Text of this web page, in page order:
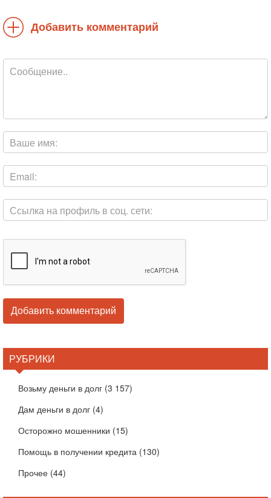
Добавить комментарий
РУБРИКИ
Возьму деньги в долг (3 157)
Дам деньги в долг (4)
Осторожно мошенники (15)
Помощь в получении кредита (130)
Прочее (44)